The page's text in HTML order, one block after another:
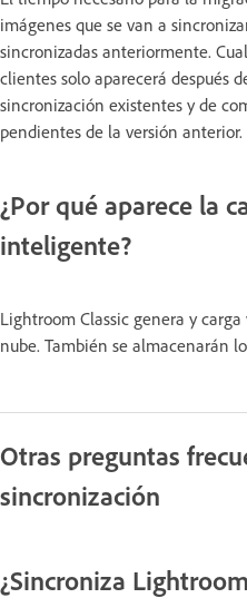
imágenes que se van a
sincronizadas anteriormente.
clientes solo aparecerá después
sincronización existentes y de
pendientes de la versión anterior.
¿Por qué aparece la
inteligente?
Lightroom Classic genera y
nube. También se almacenarán
Otras preguntas
sincronización
¿Sincroniza